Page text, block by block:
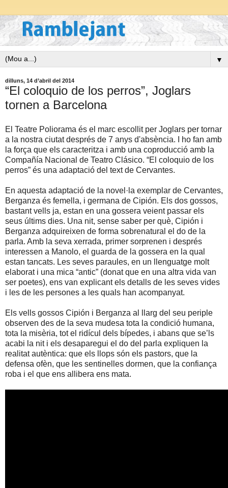
▼
dilluns, 14 d’abril del 2014
“El coloquio de los perros”, Joglars
tornen a Barcelona
El Teatre Poliorama és el marc escollit per Joglars per tornar
a la nostra ciutat després de 7 anys d'absència. I ho fan amb
la força que els caracteritza i amb una coproducció amb la
Compañía Nacional de Teatro Clásico. “El coloquio de los
perros” és una adaptació del text de Cervantes.
En aquesta adaptació de la novel·la exemplar de Cervantes,
Berganza és femella, i germana de Cipión. Els dos gossos,
bastant vells ja, estan en una gossera veient passar els
seus últims dies. Una nit, sense saber per què, Cipión i
Berganza adquireixen de forma sobrenatural el do de la
parla. Amb la seva xerrada, primer sorprenen i després
interessen a Manolo, el guarda de la gossera en la qual
estan tancats. Les seves paraules, en un llenguatge molt
elaborat i una mica “antic” (donat que en una altra vida van
ser poetes), ens van explicant els detalls de les seves vides
i les de les persones a les quals han acompanyat.
Els vells gossos Cipión i Berganza al llarg del seu periple
observen des de la seva mudesa tota la condició humana,
tota la misèria, tot el ridícul dels bípedes, i abans que se’ls
acabi la nit i els desaparegui el do del parla expliquen la
realitat autèntica: que els llops són els pastors, que la
defensa ofèn, que les sentinelles dormen, que la confiança
roba i el que ens allibera ens mata.